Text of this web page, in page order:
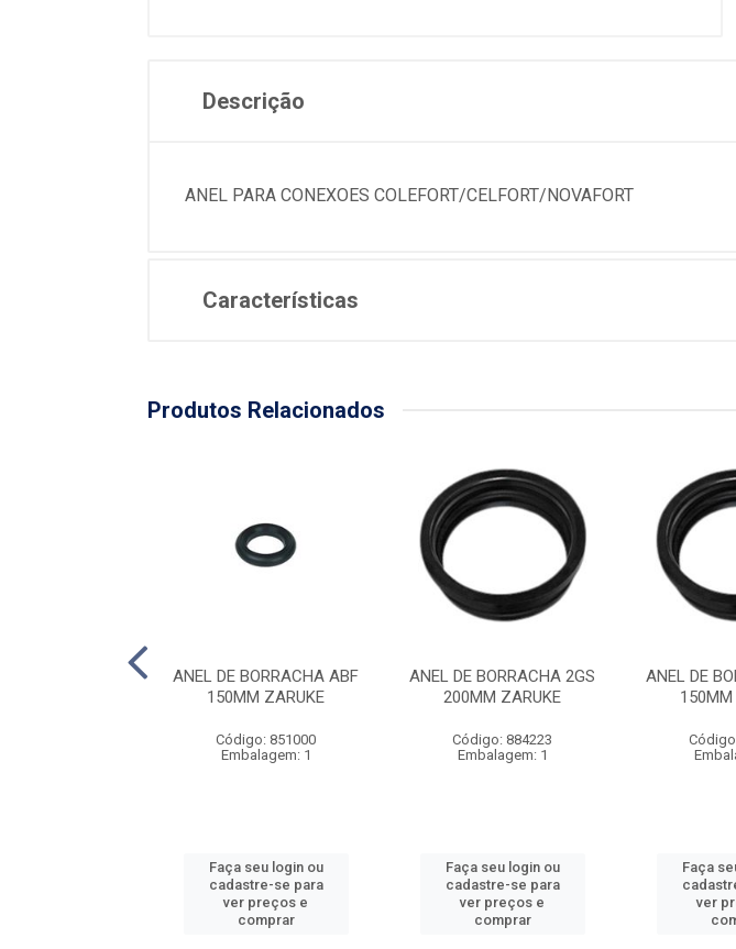
Descrição
ANEL PARA CONEXOES COLEFORT/CELFORT/NOVAFORT
Características
Produtos Relacionados
ANEL DE BORRACHA ABF
150MM ZARUKE
Código: 851000
Embalagem: 1
Faça seu login ou
cadastre-se para
ver preços e
comprar
ANEL DE BORRACHA 2GS
200MM ZARUKE
Código: 884223
Embalagem: 1
Faça seu login ou
cadastre-se para
ver preços e
comprar
ANEL DE
150MM
Faça
ver